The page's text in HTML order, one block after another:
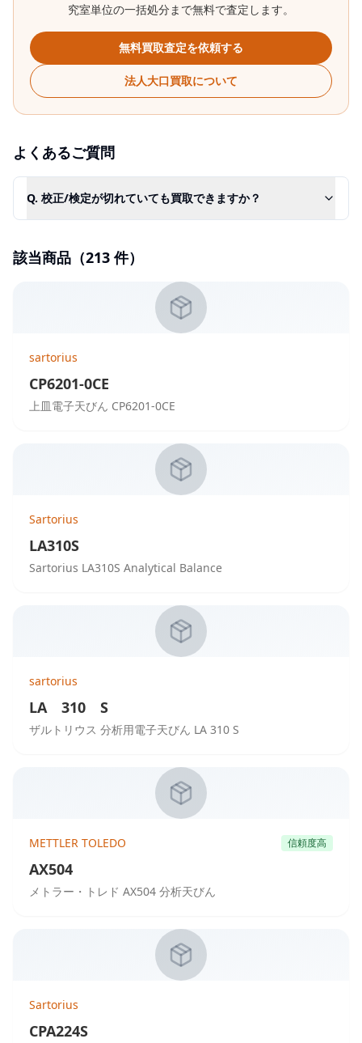
究室単位の一括処分まで無料で査定します。
無料買取査定を依頼する
法人大口買取について
よくあるご質問
Q. 校正/検定が切れていても買取できますか？
該当商品（213 件）
sartorius
CP6201-0CE
上皿電子天びん CP6201-0CE
Sartorius
LA310S
Sartorius LA310S Analytical Balance
sartorius
LA 310 S
ザルトリウス 分析用電子天びん LA 310 S
METTLER TOLEDO 信頼度高
AX504
メトラー・トレド AX504 分析天びん
Sartorius
CPA224S